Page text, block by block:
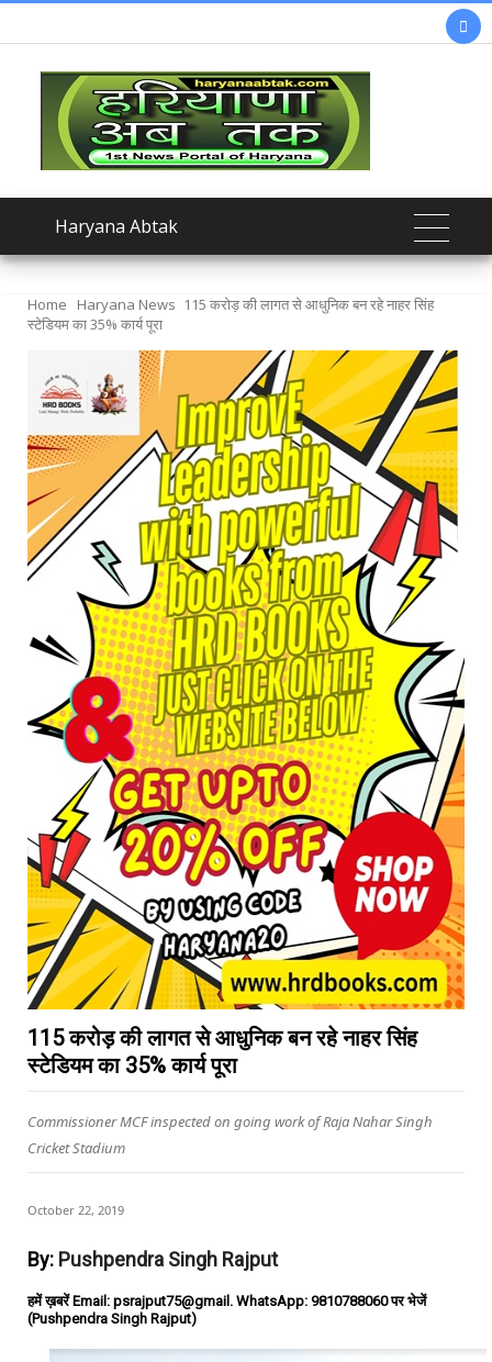

Haryana Abtak
Home Haryana News 115 करोड़ की लागत से आधुनिक बन रहे नाहर सिंह
स्टेडियम का 35% कार्य पूरा
115 करोड़ की लागत से आधुनिक बन रहे नाहर सिंह
स्टेडियम का 35% कार्य पूरा
Commissioner MCF inspected on going work of Raja Nahar Singh
Cricket Stadium
October 22, 2019
By: Pushpendra Singh Rajput
हमें ख़बरें Email: psrajput75@gmail. WhatsApp: 9810788060 पर भेजें
(Pushpendra Singh Rajput)